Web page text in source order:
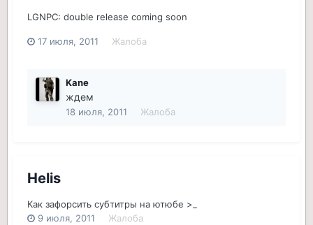
LGNPC: double release coming soon
17 июля, 2011 Жалоба
Kane
ждем
18 июля, 2011 Жалоба
Helis
Как зафорсить субтитры на ютюбе >_
9 июля, 2011
Жалоба